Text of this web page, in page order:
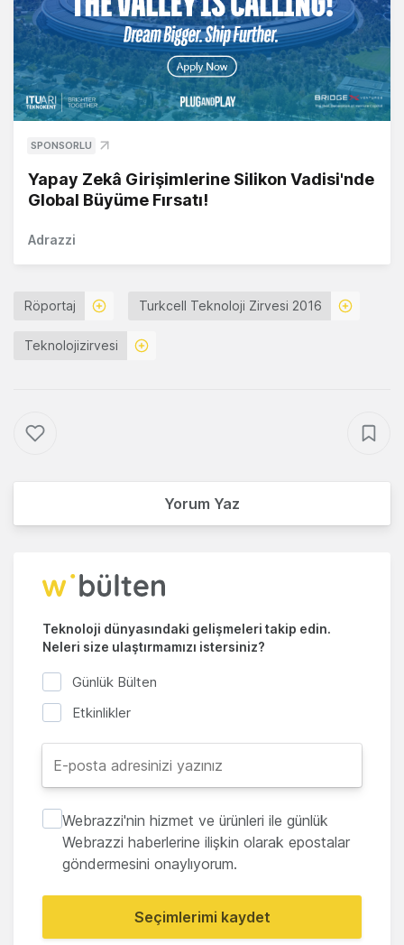
SPONSORLU
Yapay Zekâ Girişimlerine Silikon Vadisi'nde
Global Büyüme Fırsatı!
Adrazzi
Röportaj Turkcell Teknoloji Zirvesi 2016
Teknolojizirvesi
Yorum Yaz
Teknoloji dünyasındaki gelişmeleri takip edin.
Neleri size ulaştırmamızı istersiniz?
Günlük Bülten
Etkinlikler
Webrazzi'nin hizmet ve ürünleri ile günlük
Webrazzi haberlerine ilişkin olarak epostalar
göndermesini onaylıyorum.
Seçimlerimi kaydet